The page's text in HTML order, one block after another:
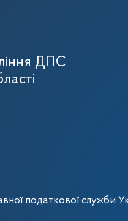
ДПС
податкової служби